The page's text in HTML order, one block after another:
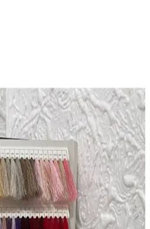
polyester içeriği ve canlı açık mavi
ve pratiklik sunar. Ekonomik toplu
estetik örgüler yaratmanıza imkan
AL örgü yün tığ setlerinin
Artus Tedarik ve
kolaylığı ve kullanıcı